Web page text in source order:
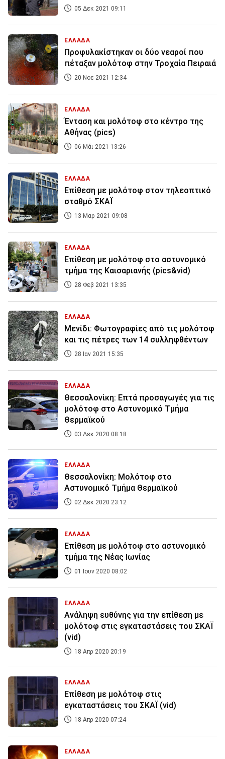
05 Δεκ 2021 09:11
ΕΛΛΑΔΑ
Προφυλακίστηκαν οι δύο νεαροί που
πέταξαν μολότοφ στην Τροχαία Πειραιά
20 Νοε 2021 12:34
ΕΛΛΑΔΑ
Ένταση και μολότοφ στο κέντρο της
Αθήνας (pics)
06 Μάι 2021 13:26
ΕΛΛΑΔΑ
Επίθεση με μολότοφ στον τηλεοπτικό
σταθμό ΣΚΑΪ
13 Μαρ 2021 09:08
ΕΛΛΑΔΑ
Επίθεση με μολότοφ στο αστυνομικό
τμήμα της Καισαριανής (pics&vid)
28 Φεβ 2021 13:35
ΕΛΛΑΔΑ
Μενίδι: Φωτογραφίες από τις μολότοφ
και τις πέτρες των 14 συλληφθέντων
28 Ιαν 2021 15:35
ΕΛΛΑΔΑ
Θεσσαλονίκη: Επτά προσαγωγές για τις
μολότοφ στο Αστυνομικό Τμήμα
Θερμαϊκού
03 Δεκ 2020 08:18
ΕΛΛΑΔΑ
Θεσσαλονίκη: Μολότοφ στο
Αστυνομικό Τμήμα Θερμαϊκού
02 Δεκ 2020 23:12
ΕΛΛΑΔΑ
Επίθεση με μολότοφ στο αστυνομικό
τμήμα της Νέας Ιωνίας
01 Ιουν 2020 08:02
ΕΛΛΑΔΑ
Ανάληψη ευθύνης για την επίθεση με
μολότοφ στις εγκαταστάσεις του ΣΚΑΪ
(vid)
18 Απρ 2020 20:19
ΕΛΛΑΔΑ
Επίθεση με μολότοφ στις
εγκαταστάσεις του ΣΚΑΪ (vid)
18 Απρ 2020 07:24
ΕΛΛΑΔΑ